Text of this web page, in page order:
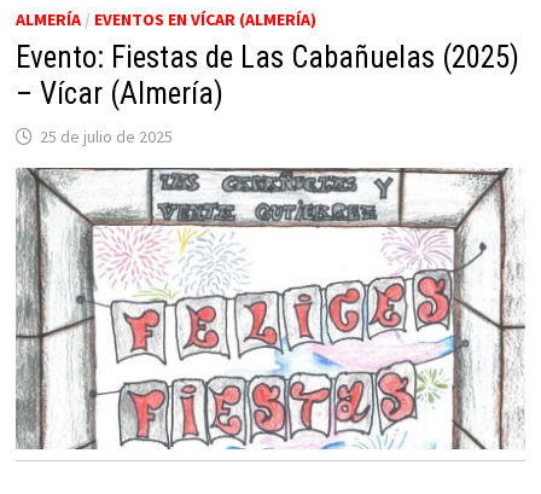
ALMERÍA/ EVENTOS EN VÍCAR (ALMERÍA)
Evento: Fiestas de Las Cabañuelas (2025)
– Vícar (Almería)
25 de julio de 2025